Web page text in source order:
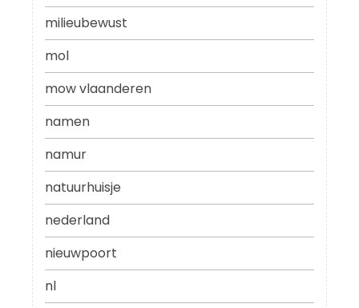
milieubewust
mol
mow vlaanderen
namen
namur
natuurhuisje
nederland
nieuwpoort
nl